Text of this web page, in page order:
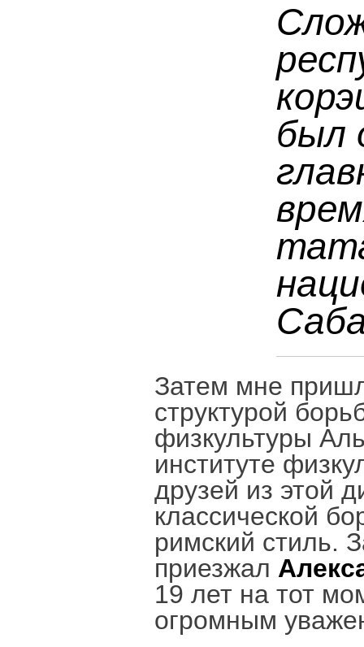
был
Затем мне
структурой
физкультуры
институте
друзей из этой
классической
римский стиль.
приезжал
19 лет на тот
огромным